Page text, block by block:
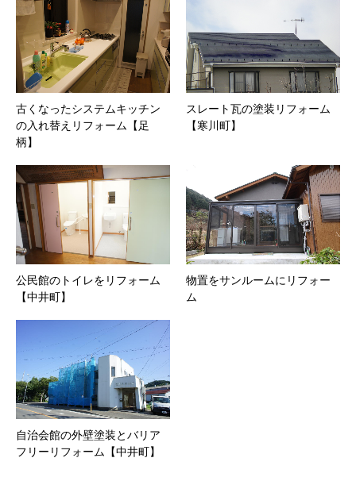
古くなったシステムキッチン
の入れ替えリフォーム【足
柄】
スレート瓦の塗装リフォーム
【寒川町】
公民館のトイレをリフォーム
【中井町】
物置をサンルームにリフォー
ム
自治会館の外壁塗装とバリア
フリーリフォーム【中井町】